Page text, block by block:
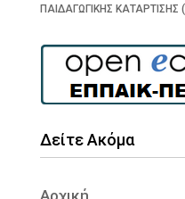
ΠΑΙΔΑΓΩΓΙΚΗΣ
Δείτε Ακόμα
Αρχική